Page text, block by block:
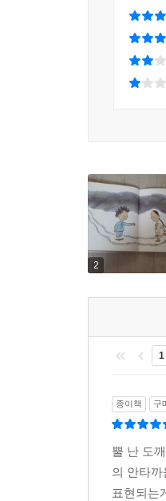
2
1
종이책 구
뿔 난 도
의 안타
표현되는